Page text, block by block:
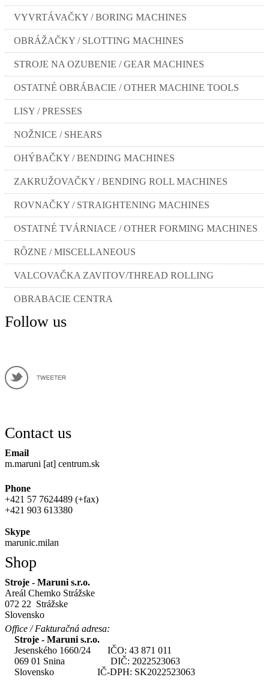
VYVRTÁVAČKY / BORING MACHINES
OBRÁŽAČKY / SLOTTING MACHINES
STROJE NA OZUBENIE / GEAR MACHINES
OSTATNÉ OBRÁBACIE / OTHER MACHINE TOOLS
LISY / PRESSES
NOŽNICE / SHEARS
OHÝBAČKY / BENDING MACHINES
ZAKRUŽOVAČKY / BENDING ROLL MACHINES
ROVNAČKY / STRAIGHTENING MACHINES
OSTATNÉ TVÁRNIACE / OTHER FORMING MACHINES
RÔZNE / MISCELLANEOUS
VALCOVAČKA ZAVITOV/THREAD ROLLING
OBRABACIE CENTRA
Follow us
Contact us
Email
m.maruni [at] centrum.sk
Phone
+421 57 7624489 (+fax)
+421 903 613380
Skype
marunic.milan
Shop
Stroje - Maruni s.r.o.
Areál Chemko Strážske
072 22 Strážske
Slovensko
Office / Fakturačná adresa:
Stroje - Maruni s.r.o.
Jesenského 1660/24 IČO: 43 871 011
069 01 Snina DIČ: 2022523063
Slovensko IČ-DPH: SK2022523063